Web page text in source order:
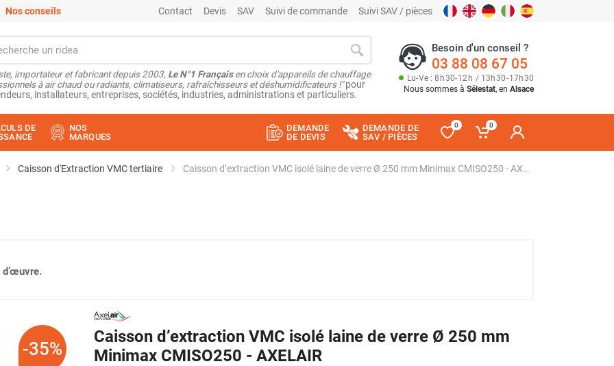
Nos conseils Contact Devis SAV Suivi de commande Suivi SAV / pièces
importateur et fabricant depuis 2003, Le N°1 Françaisen choix d'appareils de chauffage
à air chaud ou radiants, climatiseurs, rafraîchisseurs et déshumidificateurs !"pour
installateurs, entreprises, sociétés, industries, administrations et particuliers.
Besoin d'un conseil ?
03 88 08 67 05
Lu-Ve : 8h30-12h / 13h30-17h30
Nous sommes à Sélestat, en Alsace
DE
NOS
MARQUES
DEMANDE
DE DEVIS
DEMANDE DE
SAV / PIÈCES
0 0
Caisson d'Extraction VMC tertiaire Caisson d’extraction VMC isolé laine de verre Ø 250 mm Minimax CMISO250 - AXELAIR
-35%
Caisson d’extraction VMC isolé laine de verre Ø 250 mm
Minimax CMISO250 - AXELAIR